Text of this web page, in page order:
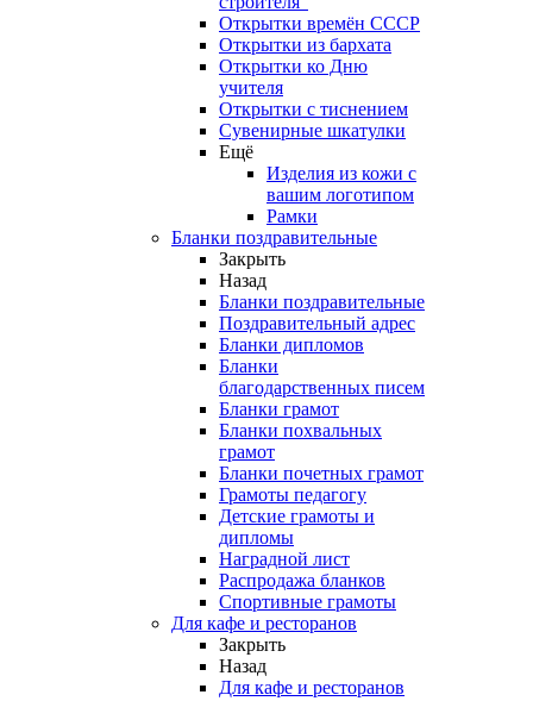
Открытки времён СССР
Открытки из бархата
Открытки ко Дню
учителя
Открытки с тиснением
Сувенирные шкатулки
Ещё
Изделия из кожи с
вашим логотипом
Рамки
Бланки поздравительные
Закрыть
Назад
Бланки поздравительные
Поздравительный адрес
Бланки дипломов
Бланки
благодарственных писем
Бланки грамот
Бланки похвальных
грамот
Бланки почетных грамот
Грамоты педагогу
Детские грамоты и
дипломы
Наградной лист
Распродажа бланков
Спортивные грамоты
Для кафе и ресторанов
Закрыть
Назад
Для кафе и ресторанов